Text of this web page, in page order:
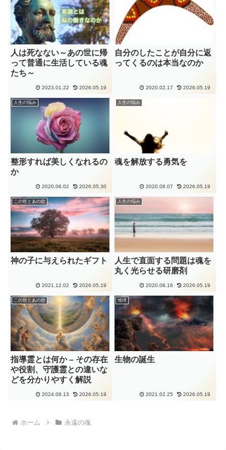
人は死なない～あの世に帰
って普通に生活している魂
たち～
2023.01.22 2026.05.19
自分のしたことが自分に返
ってくるのは本当なのか
2020.02.17 2026.05.19
人生の悩み
整形すれば美しくなれるの
か
2020.06.02 2026.05.30
人生の悩み
魂を解放する勇気を
2020.08.07 2026.05.19
この世とあの世
神の子に与えられたギフト
2021.12.02 2026.05.19
人生の悩み
人生で直面する問題は魂を
丸く光らせる研磨剤
2020.08.16 2026.05.19
この世とあの世
指導霊とは何か – その存在
や役割、守護霊との違いな
どを分かりやすく解説
2024.08.13 2026.05.19
地球
生物の誕生
2021.02.25 2026.05.19
ホーム 永遠の魂